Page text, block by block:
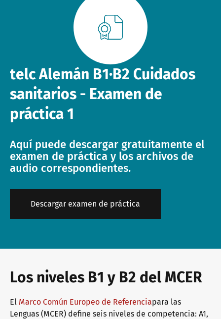
Salas de conferencias en Bad Homburg
telc Alemán B1∙B2 Cuidados
sanitarios - Examen de
práctica 1
Aquí puede descargar gratuitamente el
examen de práctica y los archivos de
audio correspondientes.
Descargar examen de práctica
Los niveles B1 y B2 del MCER
El Marco Común Europeo de Referenciapara las
Lenguas (MCER) define seis niveles de competencia: A1,